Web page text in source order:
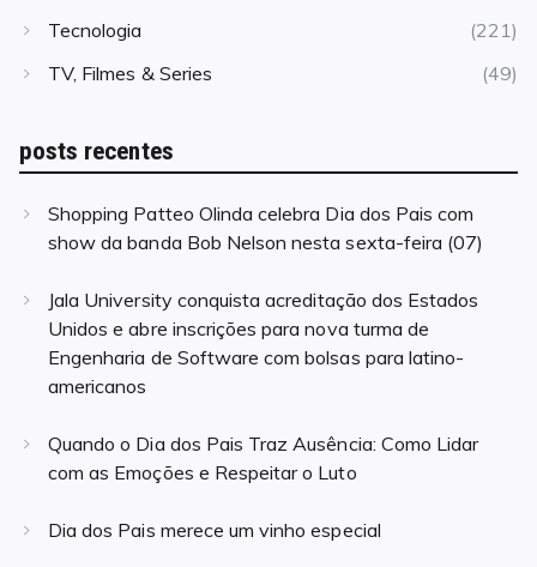
Tecnologia
(221)
TV, Filmes & Series
(49)
posts recentes
Shopping Patteo Olinda celebra Dia dos Pais com
show da banda Bob Nelson nesta sexta-feira (07)
Jala University conquista acreditação dos Estados
Unidos e abre inscrições para nova turma de
Engenharia de Software com bolsas para latino-
americanos
Quando o Dia dos Pais Traz Ausência: Como Lidar
com as Emoções e Respeitar o Luto
Dia dos Pais merece um vinho especial